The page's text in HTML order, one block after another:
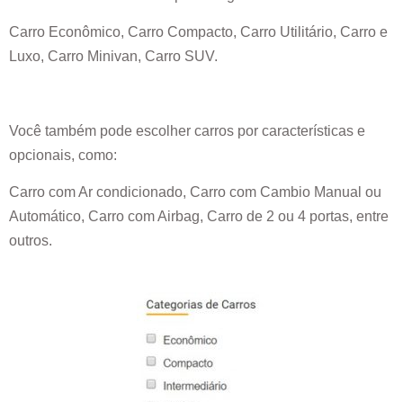
Carro Econômico, Carro Compacto, Carro Utilitário, Carro e
Luxo, Carro Minivan, Carro SUV.
Você também pode escolher carros por características e
opcionais, como:
Carro com Ar condicionado, Carro com Cambio Manual ou
Automático, Carro com Airbag, Carro de 2 ou 4 portas, entre
outros.